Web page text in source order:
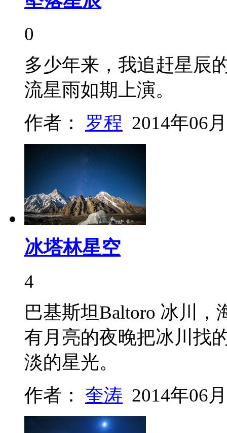
0
多少年来，我追赶星辰
流星雨如期上演。
作者： 罗程 2014年06
冰塔林星空
4
巴基斯坦Baltoro 冰川，
有月亮的夜晚把冰川找
淡的星光。
作者： 奎涛 2014年06